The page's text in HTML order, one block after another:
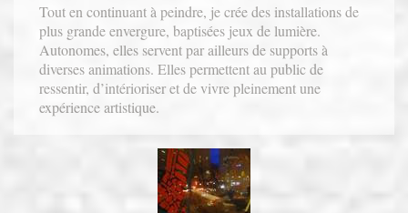
Tout en continuant à peindre, je crée des installations de
plus grande envergure, baptisées jeux de lumière.
Autonomes, elles servent par ailleurs de supports à
diverses animations. Elles permettent au public de
ressentir, d’intérioriser et de vivre pleinement une
expérience artistique.